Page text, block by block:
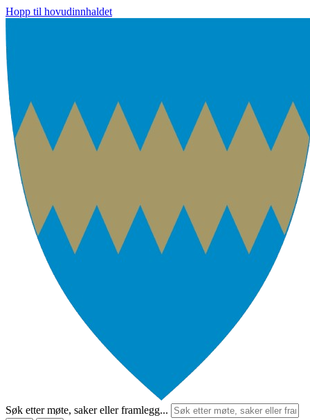
Hopp til hovudinnhaldet
Søk etter møte, saker eller framlegg...